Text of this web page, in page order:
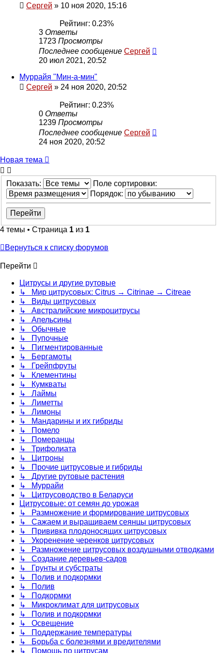
Сергей » 10 ноя 2020, 15:16
Рейтинг: 0.23%
3 Ответы
1723 Просмотры
Последнее сообщение Сергей
20 июл 2021, 20:52
Муррайя "Мин-а-мин"
Сергей » 24 ноя 2020, 20:52
Рейтинг: 0.23%
0 Ответы
1239 Просмотры
Последнее сообщение Сергей
24 ноя 2020, 20:52
Новая тема
Показать:
Поле сортировки:
Порядок:
4 темы • Страница 1 из 1
Вернуться к списку форумов
Перейти
Цитрусы и другие рутовые
↳ Мир цитрусовых: Citrus → Citrinae → Citreae
↳ Виды цитрусовых
↳ Австралийские микроцитрусы
↳ Апельсины
↳ Обычные
↳ Пупочные
↳ Пигментированные
↳ Бергамоты
↳ Грейпфруты
↳ Клементины
↳ Кумкваты
↳ Лаймы
↳ Лиметты
↳ Лимоны
↳ Мандарины и их гибриды
↳ Помело
↳ Померанцы
↳ Трифолиата
↳ Цитроны
↳ Прочие цитрусовые и гибриды
↳ Другие рутовые растения
↳ Муррайи
↳ Цитрусоводство в Беларуси
Цитрусовые: от семян до урожая
↳ Размножение и формирование цитрусовых
↳ Сажаем и выращиваем сеянцы цитрусовых
↳ Прививка плодоносящих цитрусовых
↳ Укоренение черенков цитрусовых
↳ Размножение цитрусовых воздушными отводками
↳ Создание деревьев-садов
↳ Грунты и субстраты
↳ Полив и подкормки
↳ Полив
↳ Подкормки
↳ Микроклимат для цитрусовых
↳ Полив и подкормки
↳ Освещение
↳ Поддержание температуры
↳ Борьба с болезнями и вредителями
↳ Помощь по цитрусам